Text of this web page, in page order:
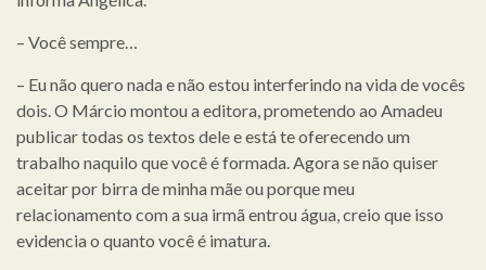
– Você sempre…
– Eu não quero nada e não estou interferindo na vida de vocês
dois. O Márcio montou a editora, prometendo ao Amadeu
publicar todas os textos dele e está te oferecendo um
trabalho naquilo que você é formada. Agora se não quiser
aceitar por birra de minha mãe ou porque meu
relacionamento com a sua irmã entrou água, creio que isso
evidencia o quanto você é imatura.